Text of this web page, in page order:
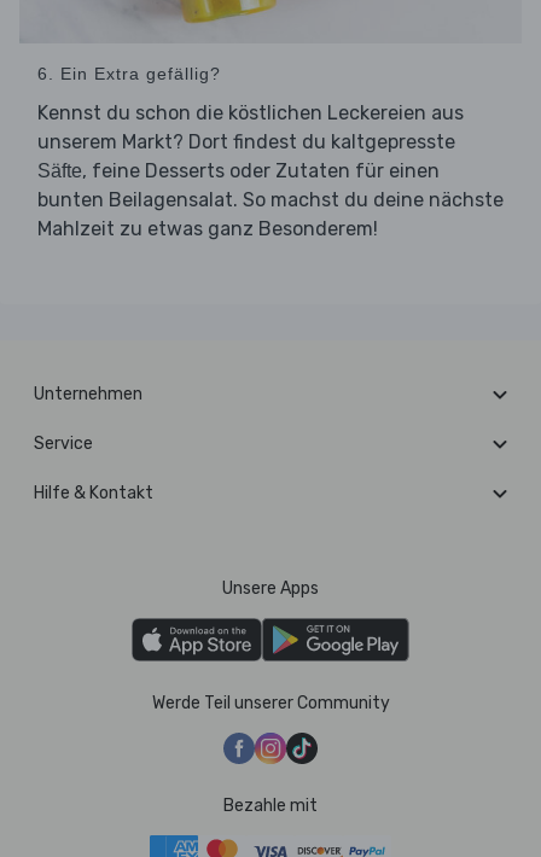
6. Ein Extra gefällig?
Kennst du schon die köstlichen Leckereien aus
unserem Markt? Dort findest du kaltgepresste
Säfte, feine Desserts oder Zutaten für einen
bunten Beilagensalat. So machst du deine nächste
Mahlzeit zu etwas ganz Besonderem!
Unternehmen
Service
Hilfe & Kontakt
Unsere Apps
Werde Teil unserer Community
Bezahle mit